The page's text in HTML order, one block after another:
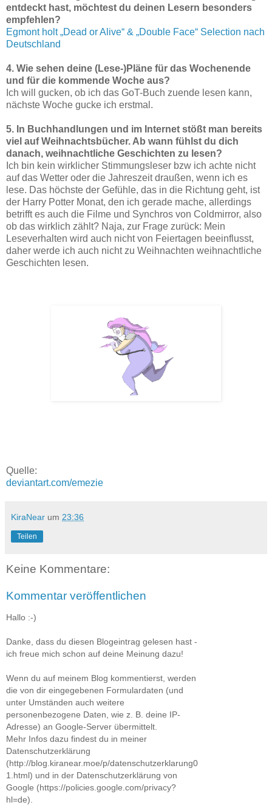
entdeckt hast, möchtest du deinen Lesern besonders
empfehlen?
Egmont holt „Dead or Alive“ & „Double Face“ Selection nach
Deutschland
4. Wie sehen deine (Lese-)Pläne für das Wochenende
und für die kommende Woche aus?
Ich will gucken, ob ich das GoT-Buch zuende lesen kann,
nächste Woche gucke ich erstmal.
5. In Buchhandlungen und im Internet stößt man bereits
viel auf Weihnachtsbücher. Ab wann fühlst du dich
danach, weihnachtliche Geschichten zu lesen?
Ich bin kein wirklicher Stimmungsleser bzw ich achte nicht
auf das Wetter oder die Jahreszeit draußen, wenn ich es
lese. Das höchste der Gefühle, das in die Richtung geht, ist
der Harry Potter Monat, den ich gerade mache, allerdings
betrifft es auch die Filme und Synchros von Coldmirror, also
ob das wirklich zählt? Naja, zur Frage zurück: Mein
Leseverhalten wird auch nicht von Feiertagen beeinflusst,
daher werde ich auch nicht zu Weihnachten weihnachtliche
Geschichten lesen.
Quelle:
deviantart.com/emezie
KiraNear um 23:36
Teilen
Keine Kommentare:
Kommentar veröffentlichen
Hallo :-)
Danke, dass du diesen Blogeintrag gelesen hast -
ich freue mich schon auf deine Meinung dazu!
Wenn du auf meinem Blog kommentierst, werden
die von dir eingegebenen Formulardaten (und
unter Umständen auch weitere
personenbezogene Daten, wie z. B. deine IP-
Adresse) an Google-Server übermittelt.
Mehr Infos dazu findest du in meiner
Datenschutzerklärung
(http://blog.kiranear.moe/p/datenschutzerklarung0
1.html) und in der Datenschutzerklärung von
Google (https://policies.google.com/privacy?
hl=de).